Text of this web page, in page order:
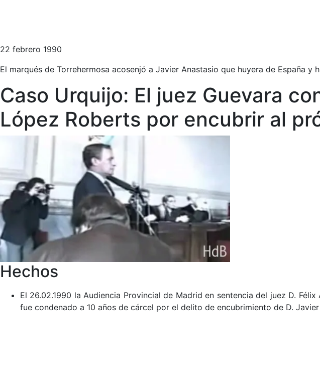
22 febrero 1990
El marqués de Torrehermosa acosenjó a Javier Anastasio que huyera de España y
Caso Urquijo: El juez Guevara
López Roberts por encubrir al
Hechos
El 26.02.1990 la Audiencia Provincial de Madrid en sentencia del juez D.
fue condenado a 10 años de cárcel por el delito de encubrimiento de D.